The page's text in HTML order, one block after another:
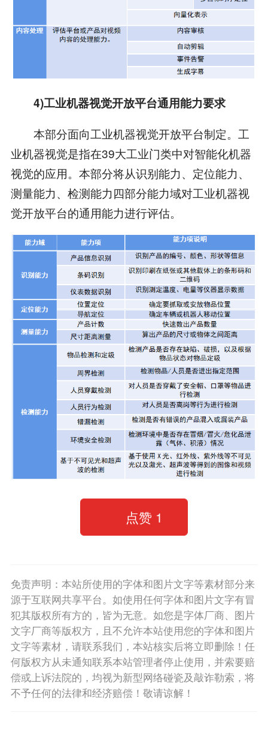
4)工业机器视觉开放平台通用能力要求
本部分面向工业机器视觉开放平台制定。工
业机器视觉是指在39大工业门类中对智能化机器
视觉的应用。本部分将从识别能力、定位能力、
测量能力、检测能力四部分能力域对工业机器视
觉开放平台的通用能力进行评估。
点赞 1
免责声明：本站所使用的字体和图片文字等素材部分来
源于互联网共享平台。如使用任何字体和图片文字有冒
犯其版权所有方的，皆为无意。如您是字体厂商、图片
文字厂商等版权方，且不允许本站使用您的字体和图片
文字等素材，请联系我们，本站核实后将立即删除！任
何版权方从未通知联系本站管理者停止使用，并索要赔
偿或上诉法院的，均视为新型网络碰瓷及敲诈勒索，将
不予任何的法律和经济赔偿！敬请谅解！